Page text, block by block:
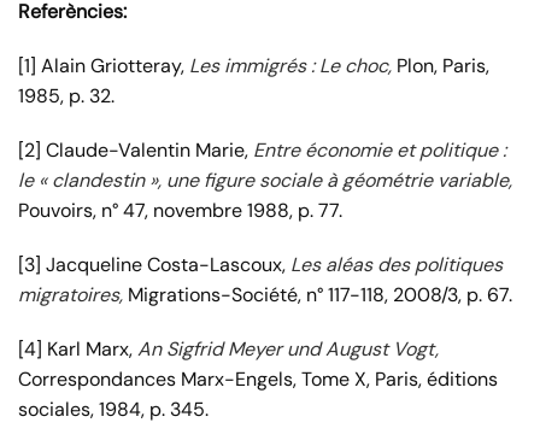
Referències:
[1] Alain Griotteray, Les immigrés : Le choc, Plon, Paris,
1985, p. 32.
[2] Claude-Valentin Marie, Entre économie et politique :
le « clandestin », une figure sociale à géométrie variable,
Pouvoirs, n° 47, novembre 1988, p. 77.
[3] Jacqueline Costa-Lascoux, Les aléas des politiques
migratoires, Migrations-Société, n° 117-118, 2008/3, p. 67.
[4] Karl Marx,An Sigfrid Meyer und August Vogt,
Correspondances Marx-Engels, Tome X, Paris, éditions
sociales, 1984, p. 345.